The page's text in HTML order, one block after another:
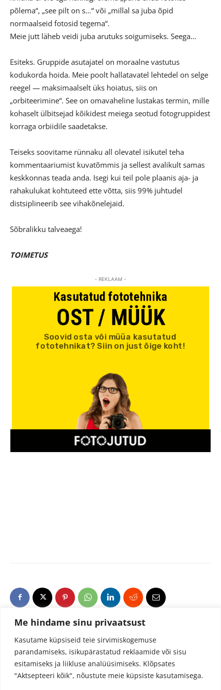
Me hindame sinu privaatsust
Kasutame küpsiseid teie sirvimiskogemuse
parandamiseks, isikupärastatud reklaamide või sisu
esitamiseks ja liikluse analüüsimiseks. Klõpsates
"Aktsepteeri kõik", nõustute meie küpsiste kasutamisega.
põlema“, „see pilt on s…“ või „millal sa juba õpid
normaalseid fotosid tegema“.
Meie jutt läheb veidi juba arutuks soigumiseks. Seega…
Esiteks. Gruppide asutajatel on moraalne vastutus
kodukorda hoida. Meie poolt hallatavatel lehtedel on selge
reegel — maksimaalselt üks hoiatus, siis on
„orbiteerimine“. See on omavaheline lustakas termin, mille
kohaselt ülbitsejad kõikidest meiega seotud fotogruppidest
korraga orbiidile saadetakse.
Teiseks soovitame rünnaku all olevatel isikutel teha
kommentaariumist kuvatõmmis ja sellest avalikult samas
keskkonnas teada anda. Isegi kui teil pole plaanis aja- ja
rahakulukat kohtuteed ette võtta, siis 99% juhtudel
distsiplineerib see vihakõnelejaid.
Sõbralikku talveaega!
TOIMETUS
- REKLAAM -